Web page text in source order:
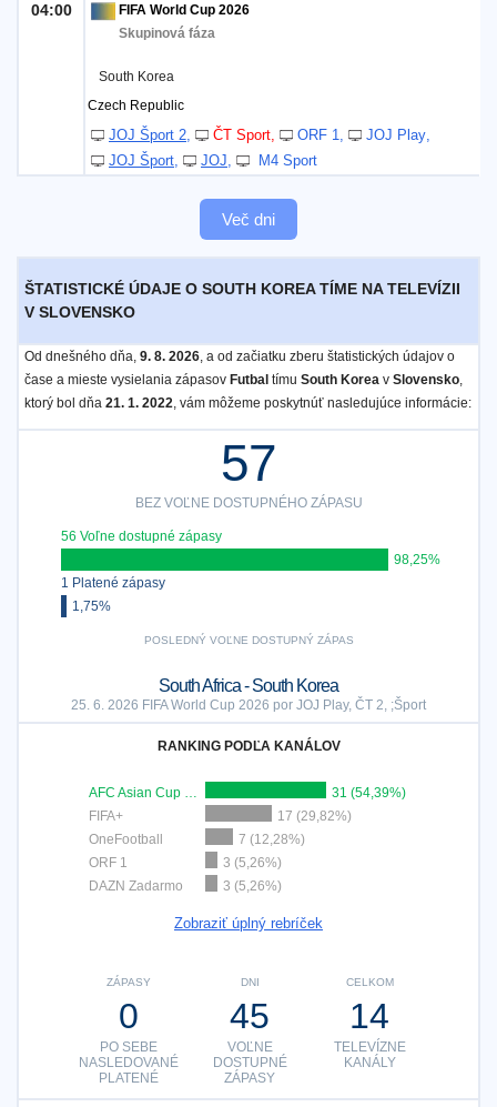
04:00
FIFA World Cup 2026
Skupinová fáza
South Korea
Czech Republic
JOJ Šport 2 ČT Sport ORF 1
JOJ Play
JOJ Šport
JOJ M4 Sport
Več dni
ŠTATISTICKÉ ÚDAJE O SOUTH KOREA TÍME NA TELEVÍZII
V SLOVENSKO
Od dnešného dňa, 9. 8. 2026, a od začiatku zberu štatistických údajov o
čase a mieste vysielania zápasov Futbal tímu South Korea v Slovensko,
ktorý bol dňa 21. 1. 2022, vám môžeme poskytnúť nasledujúce informácie:
57
BEZ VOĽNE DOSTUPNÉHO ZÁPASU
56 Voľne dostupné zápasy
98,25%
1 Platené zápasy
1,75%
POSLEDNÝ VOĽNE DOSTUPNÝ ZÁPAS
South Africa - South Korea
25. 6. 2026 FIFA World Cup 2026 por JOJ Play, ČT 2, ;Šport
RANKING PODĽA KANÁLOV
AFC Asian Cup YouTube
31 (54,39%)
FIFA+
17 (29,82%)
OneFootball
7 (12,28%)
ORF 1
3 (5,26%)
DAZN Zadarmo
3 (5,26%)
Zobraziť úplný rebríček
CELKOM
14
TELEVÍZNE
KANÁLY
DNI
45
VOĽNE
DOSTUPNÉ
ZÁPASY
ZÁPASY
0
PO SEBE
NASLEDOVANÉ
PLATENÉ